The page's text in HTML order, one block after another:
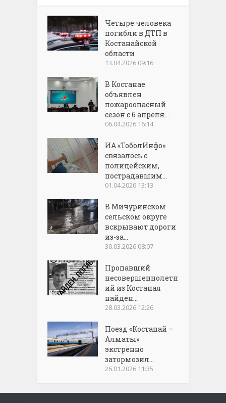
Четыре человека
погибли в ДТП в
Костанайской
области
13.04.2026 09:16
В Костанае
объявлен
пожароопасный
сезон с 6 апреля...
06.04.2026 16:14
ИА «ТоболИнфо»
связалось с
полицейским,
пострадавшим...
01.04.2026 13:13
В Мичуринском
сельском округе
вскрывают дороги
из-за...
30.03.2026 08:07
Пропавший
несовершеннолетн
ий из Костаная
найден...
28.03.2026 12:26
Поезд «Костанай –
Алматы»
экстренно
затормозил...
26.01.2026 11:35